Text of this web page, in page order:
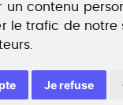
un contenu
le trafic de
Je refuse